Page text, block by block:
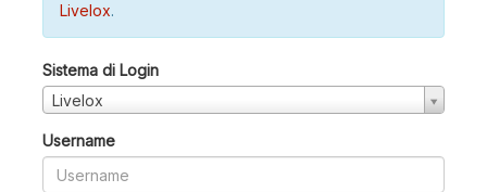
Livelox.
Sistema di Login
Livelox
Username